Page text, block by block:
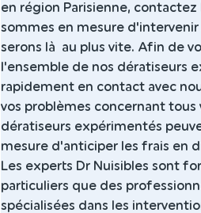
en région Parisienne, contactez
sommes en mesure d'intervenir
serons là au plus vite. Afin de
l'ensemble de nos dératiseurs
rapidement en contact avec
vos problèmes concernant tous
dératiseurs expérimentés
mesure d'anticiper les frais en
Les experts Dr Nuisibles sont
particuliers que des
spécialisées dans les